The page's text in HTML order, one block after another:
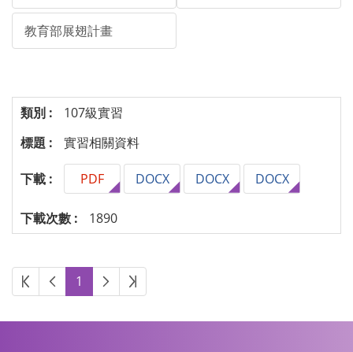
教育部展翅計畫
107級實習
實習相關資料
PDF DOCX DOCX DOCX
1890
1